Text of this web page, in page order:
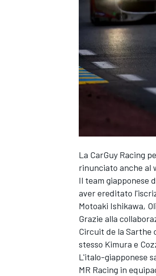
MONOPOSTO
La CarGuy Racing
rinunciato anche al
Il team giapponese
aver ereditato
Motoaki Ishikawa,
Grazie alla
Circuit de la Sarthe
stesso Kimura e
L'italo-giapponese
MR Racing in